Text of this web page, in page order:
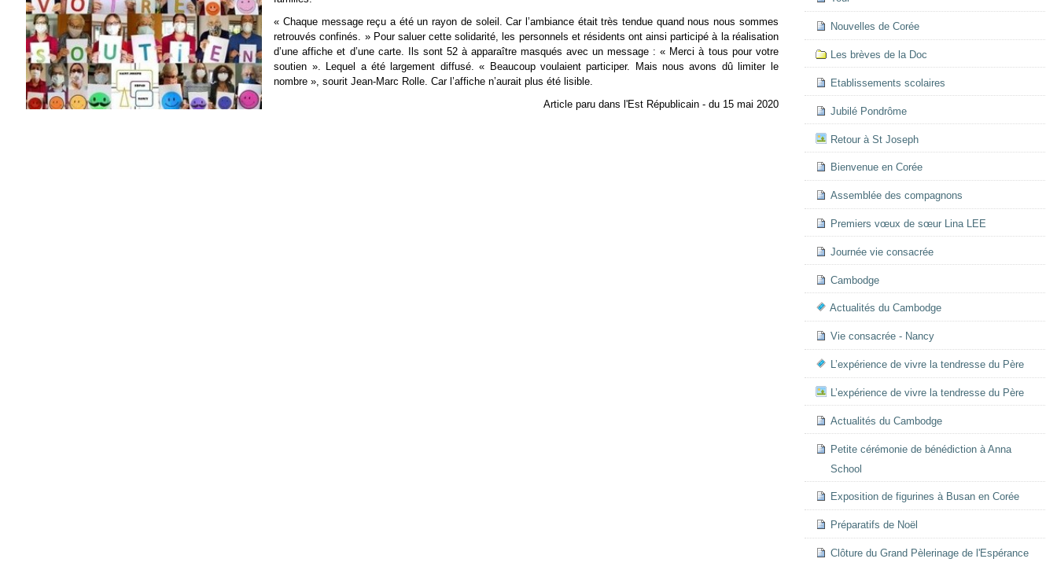
« Chaque message reçu a été un rayon de soleil. Car l’ambiance était très tendue quand nous nous sommes
retrouvés confinés. » Pour saluer cette solidarité, les personnels et résidents ont ainsi participé à la réalisation
d’une affiche et d’une carte. Ils sont 52 à apparaître masqués avec un message : « Merci à tous pour votre
soutien ». Lequel a été largement diffusé. « Beaucoup voulaient participer. Mais nous avons dû limiter le
nombre », sourit Jean-Marc Rolle. Car l’affiche n’aurait plus été lisible.
Article paru dans l'Est Républicain - du 15 mai 2020
Nouvelles de Corée
Les brèves de la Doc
Etablissements scolaires
Jubilé Pondrôme
Retour à St Joseph
Bienvenue en Corée
Assemblée des compagnons
Premiers vœux de sœur Lina LEE
Journée vie consacrée
Cambodge
Actualités du Cambodge
Vie consacrée - Nancy
L’expérience de vivre la tendresse du Père
L’expérience de vivre la tendresse du Père
Actualités du Cambodge
Petite cérémonie de bénédiction à Anna
School
Exposition de figurines à Busan en Corée
Préparatifs de Noël
Clôture du Grand Pèlerinage de l'Espérance